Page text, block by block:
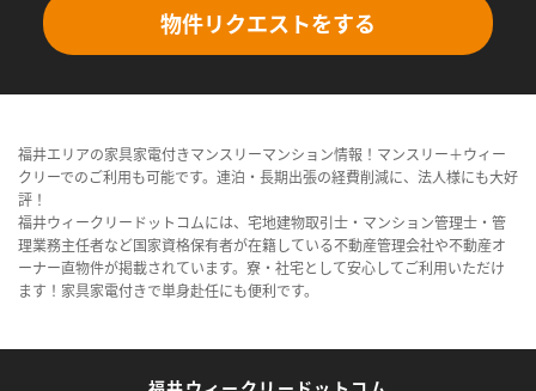
物件リクエストをする
福井エリアの家具家電付きマンスリーマンション情報！マンスリー＋ウィー
クリーでのご利用も可能です。連泊・長期出張の経費削減に、法人様にも大好
評！
福井ウィークリードットコムには、宅地建物取引士・マンション管理士・管
理業務主任者など国家資格保有者が在籍している不動産管理会社や不動産オ
ーナー直物件が掲載されています。寮・社宅として安心してご利用いただけ
ます！家具家電付きで単身赴任にも便利です。